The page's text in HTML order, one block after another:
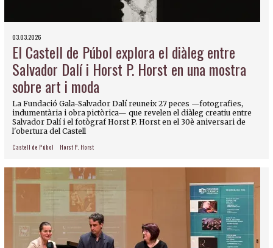
03.03.2026
El Castell de Púbol explora el diàleg entre
Salvador Dalí i Horst P. Horst en una mostra
sobre art i moda
La Fundació Gala-Salvador Dalí reuneix 27 peces —fotografies,
indumentària i obra pictòrica— que revelen el diàleg creatiu entre
Salvador Dalí i el fotògraf Horst P. Horst en el 30è aniversari de
l'obertura del Castell
Castell de Púbol Horst P. Horst